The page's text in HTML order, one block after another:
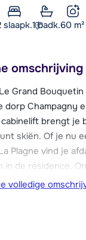
slaapk.1 badk.60 m²
omschrijving
Grand
dorp Champagny
brengt je
skiën. Of je nu
Plagne vind je
in de résidence.
biedt de
volledige